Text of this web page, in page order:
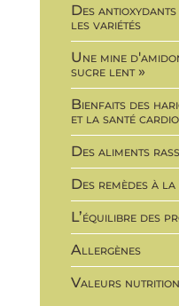
Des
les variétés
Une mine
sucre lent »
Bienfaits des
et la santé
Des aliments
Des remèdes à
L’équilibre des
Allergènes
Valeurs